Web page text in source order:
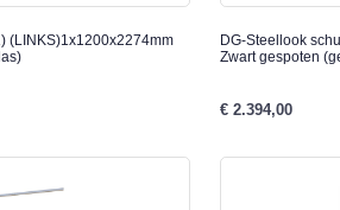
(LINKS)1x1200x2274mm
DG-Steellook
Zwart gespoten
€ 2.394,00